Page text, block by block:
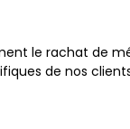
le rachat de
de nos